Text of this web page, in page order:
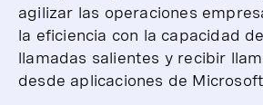
agilizar las operaciones
la eficiencia con la capacidad
llamadas salientes y recibir
desde aplicaciones de